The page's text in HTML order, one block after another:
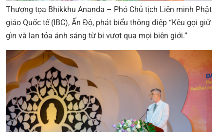
Thượng tọa Bhikkhu Ananda – Phó Chủ tịch Liên minh Phật
giáo Quốc tế (IBC), Ấn Độ, phát biểu thông điệp “Kêu gọi giữ
gìn và lan tỏa ánh sáng từ bi vượt qua mọi biên giới.”